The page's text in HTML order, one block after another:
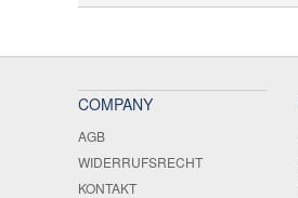
COMPANY
AGB
WIDERRUFSRECHT
KONTAKT